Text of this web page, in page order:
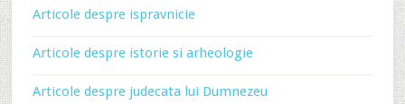
Articole despre ispravnicie
Articole despre istorie si arheologie
Articole despre judecata lui Dumnezeu